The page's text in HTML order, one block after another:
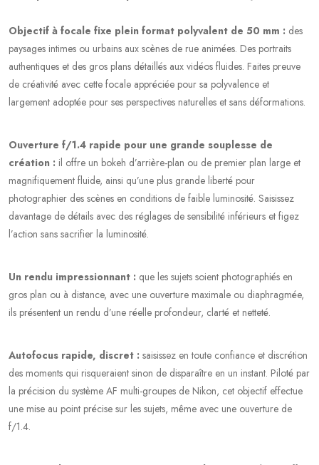
Objectif à focale fixe plein format polyvalent de 50 mm : des
paysages intimes ou urbains aux scènes de rue animées. Des portraits
authentiques et des gros plans détaillés aux vidéos fluides. Faites preuve
de créativité avec cette focale appréciée pour sa polyvalence et
largement adoptée pour ses perspectives naturelles et sans déformations.
Ouverture f/1.4 rapide pour une grande souplesse de
création : il offre un bokeh d’arrière-plan ou de premier plan large et
magnifiquement fluide, ainsi qu’une plus grande liberté pour
photographier des scènes en conditions de faible luminosité. Saisissez
davantage de détails avec des réglages de sensibilité inférieurs et figez
l’action sans sacrifier la luminosité.
Un rendu impressionnant : que les sujets soient photographiés en
gros plan ou à distance, avec une ouverture maximale ou diaphragmée,
ils présentent un rendu d’une réelle profondeur, clarté et netteté.
Autofocus rapide, discret : saisissez en toute confiance et discrétion
des moments qui risqueraient sinon de disparaître en un instant. Piloté par
la précision du système AF multi-groupes de Nikon, cet objectif effectue
une mise au point précise sur les sujets, même avec une ouverture de
f/1.4.